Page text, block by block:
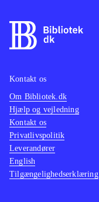
Kontakt os
Om Bibliotek.dk
Hjælp og vejledning
Kontakt os
Privatlivspolitik
Leverandører
English
Tilgængelighedserklæring